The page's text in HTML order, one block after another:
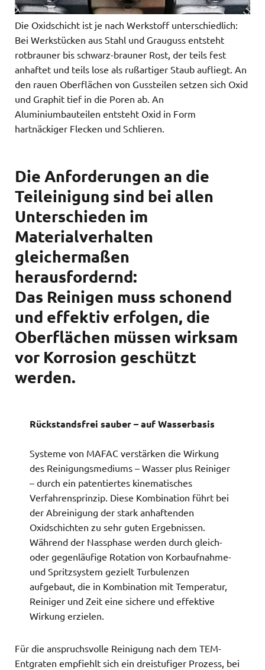
Die Oxidschicht ist je nach Werkstoff unterschiedlich:
Bei Werkstücken aus Stahl und Grauguss entsteht
rotbrauner bis schwarz-brauner Rost, der teils fest
anhaftet und teils lose als rußartiger Staub aufliegt. An
den rauen Oberflächen von Gussteilen setzen sich Oxid
und Graphit tief in die Poren ab. An
Aluminiumbauteilen entsteht Oxid in Form
hartnäckiger Flecken und Schlieren.
Die Anforderungen an die
Teileinigung sind bei allen
Unterschieden im
Materialverhalten
gleichermaßen
herausfordernd:
Das Reinigen muss schonend
und effektiv erfolgen, die
Oberflächen müssen wirksam
vor Korrosion geschützt
werden.
Rückstandsfrei sauber – auf Wasserbasis
Systeme von MAFAC verstärken die Wirkung
des Reinigungsmediums – Wasser plus Reiniger
– durch ein patentiertes kinematisches
Verfahrensprinzip. Diese Kombination führt bei
der Abreinigung der stark anhaftenden
Oxidschichten zu sehr guten Ergebnissen.
Während der Nassphase werden durch gleich-
oder gegenläufige Rotation von Korbaufnahme-
und Spritzsystem gezielt Turbulenzen
aufgebaut, die in Kombination mit Temperatur,
Reiniger und Zeit eine sichere und effektive
Wirkung erzielen.
Für die anspruchsvolle Reinigung nach dem TEM-
Entgraten empfiehlt sich ein dreistufiger Prozess, bei